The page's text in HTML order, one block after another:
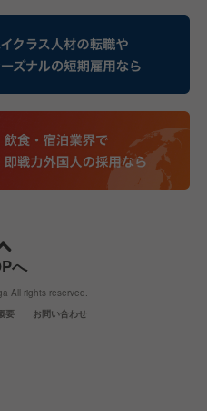
へ
All rights reserved.
要 お問い合わせ